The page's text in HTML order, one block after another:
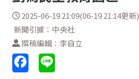
2025-06-19 21:09(06-19 21:14更新)
新聞引據：中央社
撰稿編輯：李自立